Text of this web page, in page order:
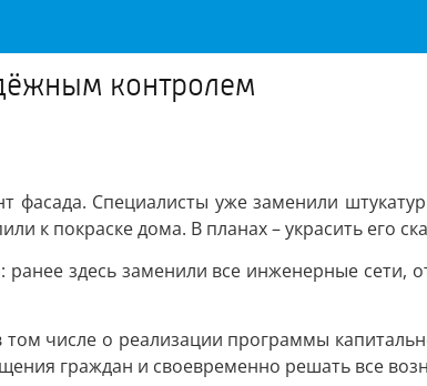
контролем
Специалисты уже заменили
к покраске дома. В планах – украсить его
здесь заменили все инженерные сети,
числе о реализации программы
граждан и своевременно решать все